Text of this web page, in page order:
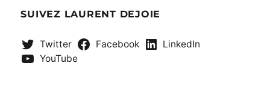
SUIVEZ LAURENT DEJOIE
Twitter Facebook
LinkedIn
YouTube